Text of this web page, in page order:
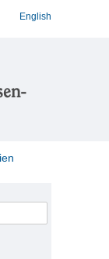
English